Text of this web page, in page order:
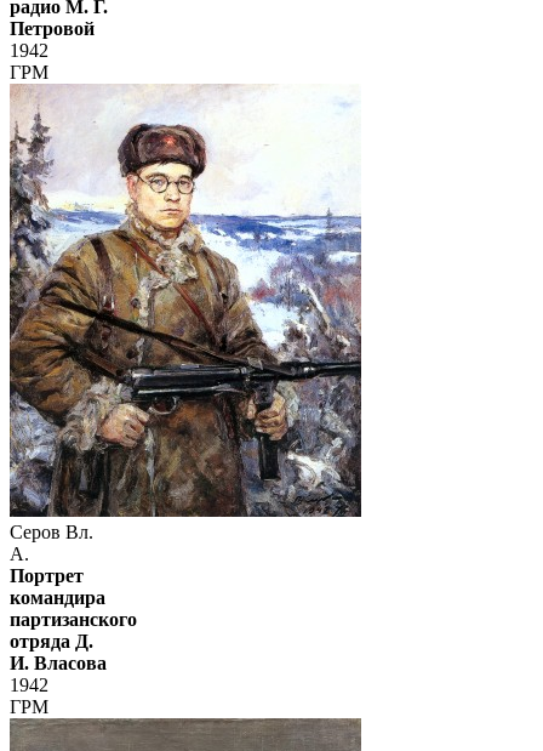
радио М. Г.
Петровой
1942
ГРМ
Серов Вл.
А.
Портрет
командира
партизанского
отряда Д.
И. Власова
1942
ГРМ